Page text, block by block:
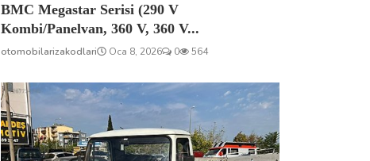
BMC Megastar Serisi (290 V
Kombi/Panelvan, 360 V, 360 V...
otomobilarizakodlari Oca 8, 2026 0 564